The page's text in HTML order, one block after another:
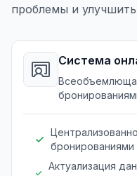
проблемы и
Система
бронированиями
Актуализация